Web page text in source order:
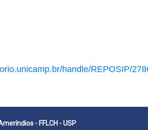
handle/REPOSIP/
- FFLCH - USP